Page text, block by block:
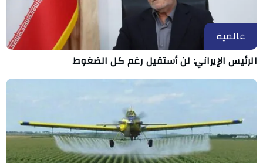
عالمية
الرئيس الإيراني: لن أستقيل رغم كل الضغوط